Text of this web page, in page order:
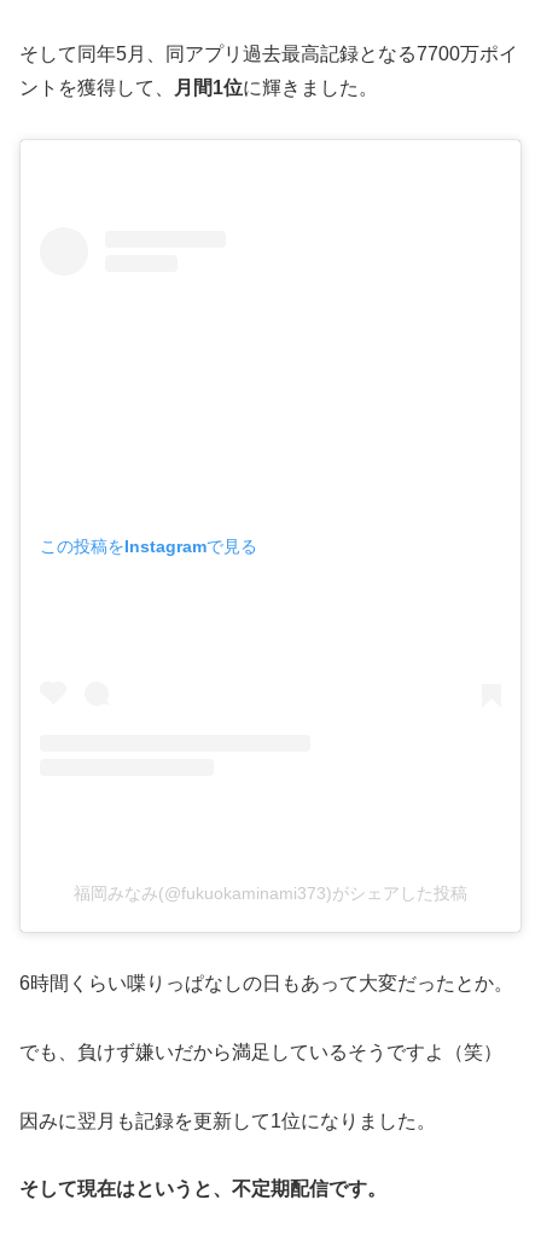
そして同年5月、同アプリ過去最高記録となる7700万ポイ
ントを獲得して、
月間1位に輝きました。
この投稿をInstagramで見る
福岡みなみ(@fukuokaminami373)がシェアした投稿
6時間くらい喋りっぱなしの日もあって大変だったとか。
でも、負けず嫌いだから満足しているそうですよ（笑）
因みに翌月も記録を更新して1位になりました。
そして現在はというと、不定期配信です。